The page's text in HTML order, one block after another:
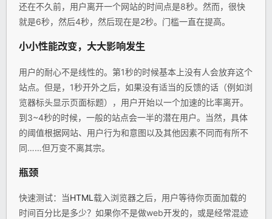
还在不久前，用户离开一个网站的时间点是8秒。然而，很快
就是6秒，然后4秒，然后现在是2秒。门槛一直在提高。
小小性能改变，大大影响发生
用户的耐心不是线性的。第1秒的时候基本上没有人会放弃这个
站点。但是，1秒开外之后，如果没有适当的反馈的话（例如浏
览器标头显示页面标题），用户开始以一个加速的比率离开。
到3~4秒的时候，一般的站点会一半的潜在用户。当然，具体
的阈值根据网站、用户行为和意图以及其他因素不同而有所不
同……但万变不离其宗。
瓶颈
快速测试：当HTML 载入浏览器之后，用户等待你页面加载的
时间百分比是多少？如果你不是做web开发的，或是经常混迹